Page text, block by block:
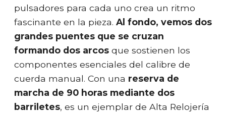
pulsadores para cada uno crea un ritmo
fascinante en la pieza. Al fondo, vemos dos
grandes puentes que se cruzan
formando dos arcos que sostienen los
componentes esenciales del calibre de
cuerda manual. Con una reserva de
marcha de 90 horas mediante dos
barriletes, es un ejemplar de Alta Relojería